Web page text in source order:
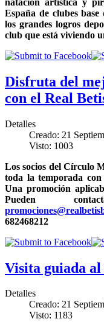
España de clubes
los grandes logros
club que está viviendo
Disfruta del
con el Real
Detalles
Creado: 21
Visto: 1003
Los socios del Círculo
toda la temporada
Una promoción
Pueden
682468212
Visita guiada
Detalles
Creado: 21
Visto: 1183